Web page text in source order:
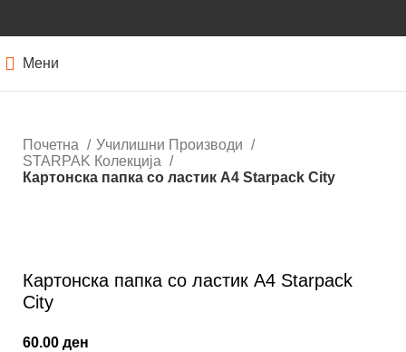
Мени
Почетна
Училишни Производи
STARPAK Колекција
Картонска папка со ластик A4 Starpack City
Картонска папка со ластик A4 Starpack
City
60.00 ден